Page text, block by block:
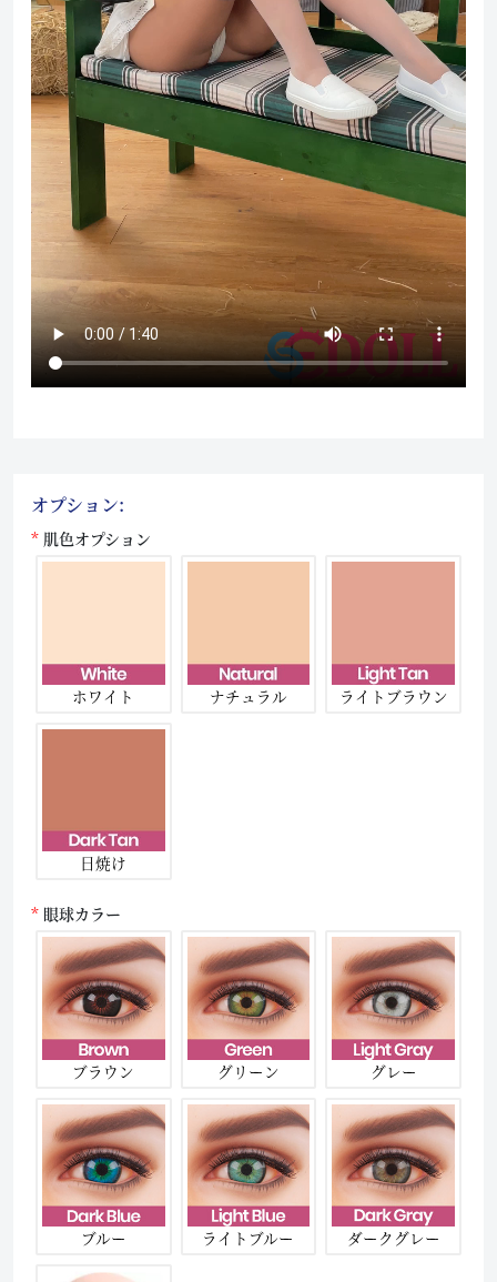
オプション:
肌色オプション
ホワイト ナチュラル ライトブラウン
日焼け
眼球カラー
ブラウン グリーン グレー
ブルー ライトブルー ダークグレー